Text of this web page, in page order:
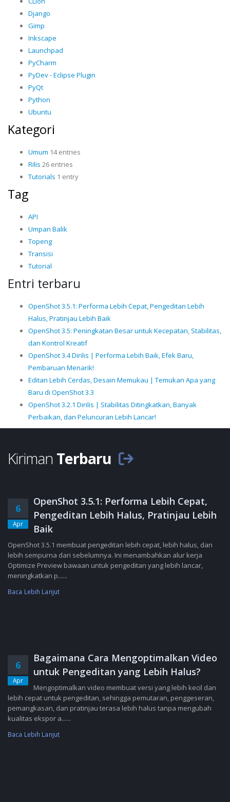
Django
Gimp
Inkscape
Launchpad
PyCharm
PyDev - Eclipse Plugin
PyQt
Python
Ubuntu
Kategori
Umum 14 entries
Rilis 26 entries
Tutorials 1 entry
Tag
API
Umpan Balik
Topeng
Transisi
Tutorial
Entri terbaru
OpenShot 3.5.1: Performa Lebih Cepat, Pengeditan Lebih
Halus, Pratinjau Lebih Baik
OpenShot 3.5: Peningkatan Besar untuk Kecepatan, Stabilitas,
dan Kontrol Kreatif
OpenShot 3.4 Dirilis | Performa Lebih Baik, Efek Baru,
Pembaruan Menarik!
Editan Lebih Cerdas, Desain Memukau | Temukan Apa yang
Baru di OpenShot 3.3
OpenShot 3.2.1 Dirilis | Stabilitas Ditingkatkan, Banyak
Perbaikan, dan Peluncuran Lebih Lancar!
Kiriman Terbaru
6
Apr
OpenShot 3.5.1: Performa Lebih Cepat,
Pengeditan Lebih Halus, Pratinjau Lebih
Baik
OpenShot 3.5.1 membuat pengeditan lebih cepat, lebih halus, dan
lebih sempurna dari sebelumnya. Ini menambahkan alur kerja
Optimize Preview bawaan untuk pengeditan yang lebih lancar,
meningkatkan p......
Baca Lebih Lanjut
6
Apr
Bagaimana Cara Mengoptimalkan Video
untuk Pengeditan yang Lebih Halus?
Mengoptimalkan video membuat versi yang lebih kecil dan
lebih cepat untuk pengeditan, sehingga pemutaran, penggeseran,
pemangkasan, dan pratinjau terasa lebih halus tanpa mengubah
kualitas ekspor a......
Baca Lebih Lanjut